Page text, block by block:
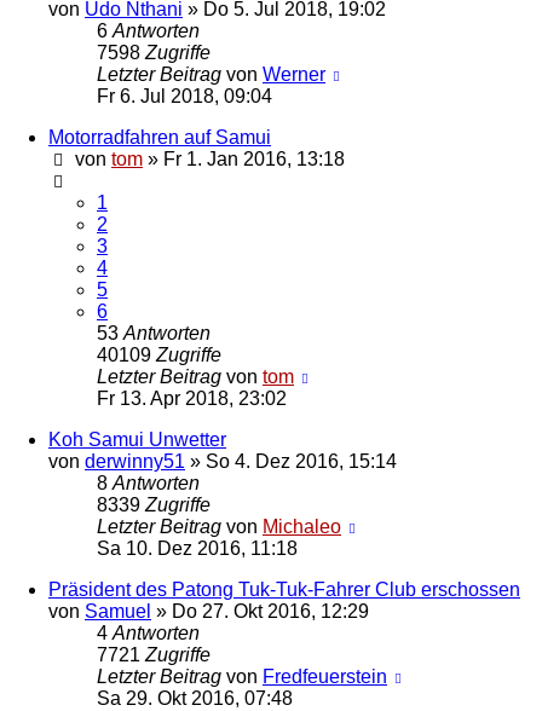
von Udo Nthani » Do 5. Jul 2018, 19:02
6 Antworten
7598 Zugriffe
Letzter Beitrag von Werner
Fr 6. Jul 2018, 09:04
Motorradfahren auf Samui
von tom » Fr 1. Jan 2016, 13:18
1
2
3
4
5
6
53 Antworten
40109 Zugriffe
Letzter Beitrag von tom
Fr 13. Apr 2018, 23:02
Koh Samui Unwetter
von derwinny51 » So 4. Dez 2016, 15:14
8 Antworten
8339 Zugriffe
Letzter Beitrag von Michaleo
Sa 10. Dez 2016, 11:18
Präsident des Patong Tuk-Tuk-Fahrer Club erschossen
von Samuel » Do 27. Okt 2016, 12:29
4 Antworten
7721 Zugriffe
Letzter Beitrag von Fredfeuerstein
Sa 29. Okt 2016, 07:48